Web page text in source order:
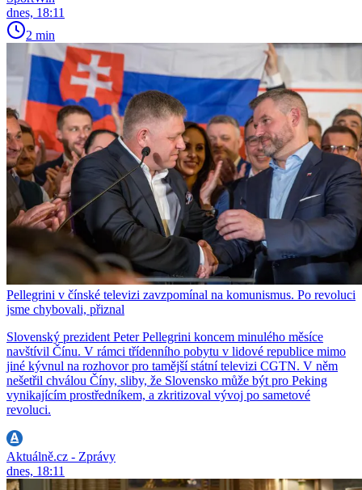
dnes, 18:11
2 min
Pellegrini v čínské televizi zavzpomínal na komunismus. Po revoluci
jsme chybovali, přiznal
Slovenský prezident Peter Pellegrini koncem minulého měsíce
navštívil Čínu. V rámci třídenního pobytu v lidové republice mimo
jiné kývnul na rozhovor pro tamější státní televizi CGTN. V něm
nešetřil chválou Číny, sliby, že Slovensko může být pro Peking
vynikajícím prostředníkem, a zkritizoval vývoj po sametové
revoluci.
Aktuálně.cz - Zprávy
dnes, 18:11